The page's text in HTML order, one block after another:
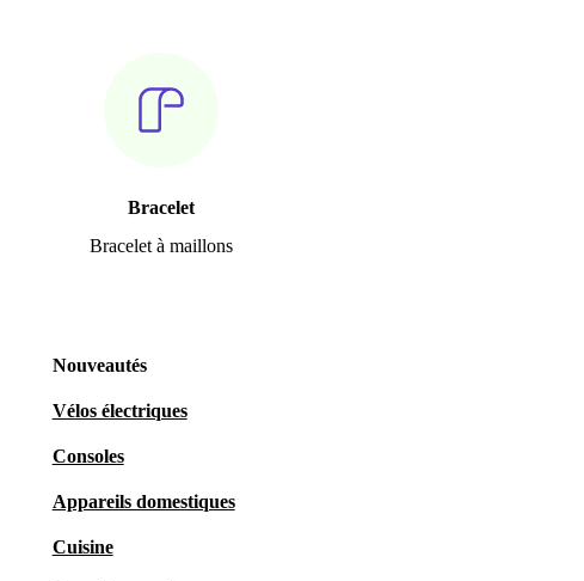
Bracelet
Bracelet à maillons
Nouveautés
Vélos électriques
Consoles
Appareils domestiques
Cuisine